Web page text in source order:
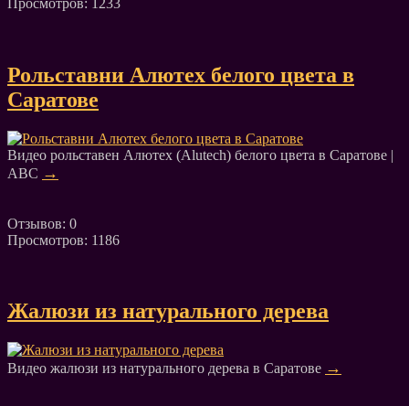
Рольставни Алютех белого цвета в
Саратове
Видео рольставен Алютех (Alutech) белого цвета в Саратове |
АВС →
Отзывов: 0
Просмотров: 1186
Жалюзи из натурального дерева
Видео жалюзи из натурального дерева в Саратове →